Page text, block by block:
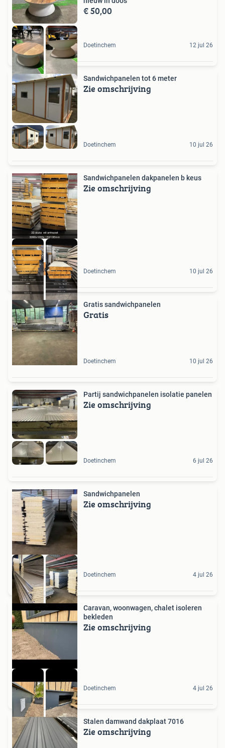
€ 50,00
Doetinchem 12 jul 26
Sandwichpanelen tot 6 meter
Zie omschrijving
Doetinchem 10 jul 26
10% korting
Sandwichpanelen dakpanelen b keus
Zie omschrijving
Doetinchem 10 jul 26
Gratis sandwichpanelen
Gratis
Doetinchem 10 jul 26
Partij sandwichpanelen isolatie panelen
Zie omschrijving
Doetinchem 6 jul 26
Sandwichpanelen
Zie omschrijving
Doetinchem 4 jul 26
Caravan, woonwagen, chalet isoleren
bekleden
Zie omschrijving
Doetinchem 4 jul 26
Stalen damwand dakplaat 7016
Zie omschrijving